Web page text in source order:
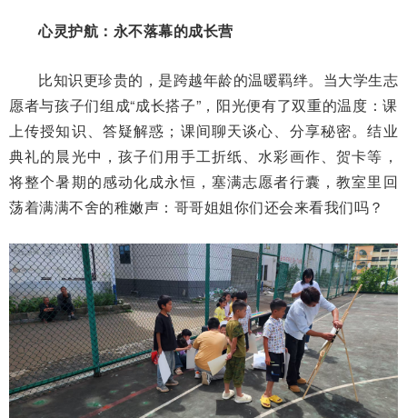
心灵护航：永不落幕的成长营
比知识更珍贵的，是跨越年龄的温暖羁绊。当大学生志
愿者与孩子们组成“成长搭子”，阳光便有了双重的温度：课
上传授知识、答疑解惑；课间聊天谈心、分享秘密。结业
典礼的晨光中，孩子们用手工折纸、水彩画作、贺卡等，
将整个暑期的感动化成永恒，塞满志愿者行囊，教室里回
荡着满满不舍的稚嫩声：哥哥姐姐你们还会来看我们吗？